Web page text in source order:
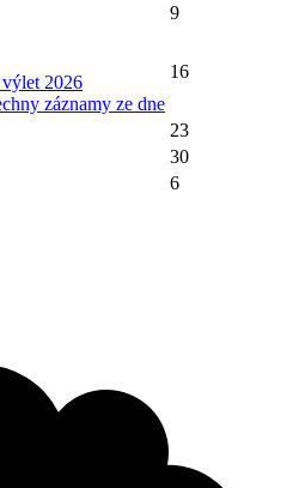
9
2026
záznamy ze dne
16
23
30
6